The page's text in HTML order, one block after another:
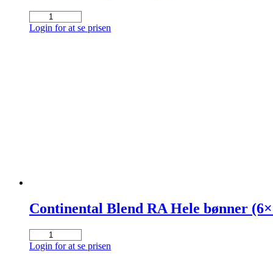
coffee
Login for at se prisen
Continental Blend RA Hele bønner
Continental
Blend
Login for at se prisen